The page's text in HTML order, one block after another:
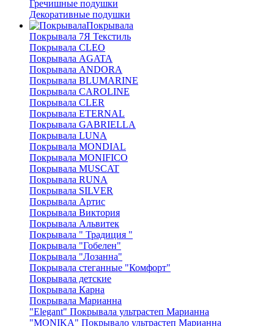
Гречишные подушки
Декоративные подушки
Покрывала
Покрывала 7Я Текстиль
Покрывала CLEO
Покрывала AGATA
Покрывала ANDORA
Покрывала BLUMARINE
Покрывала CAROLINE
Покрывала CLER
Покрывала ETERNAL
Покрывала GABRIELLA
Покрывала LUNA
Покрывала MONDIAL
Покрывала MONIFICO
Покрывала MUSCAT
Покрывала RUNA
Покрывала SILVER
Покрывала Артис
Покрывала Виктория
Покрывала Альвитек
Покрывала " Традиция "
Покрывала "Гобелен"
Покрывала "Лозанна"
Покрывала стеганные "Комфорт"
Покрывала детские
Покрывала Карна
Покрывала Марианна
"Elegant" Покрывала ультрастеп Марианна
"MONIKA" Покрывало ультрастеп Марианна